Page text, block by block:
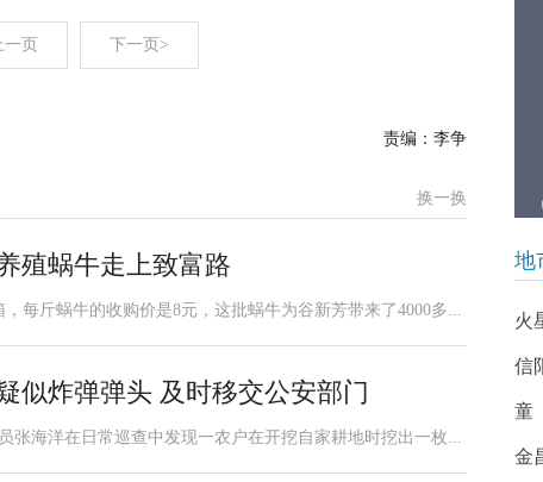
一页 下一页>
责编：李争
换一换
殖蜗牛走上致富路
每斤蜗牛的收购价是8元，这批蜗牛为谷新芳带来了4000多...
似炸弹弹头 及时移交公安部门
张海洋在日常巡查中发现一农户在开挖自家耕地时挖出一枚...
地
火
信
童
金